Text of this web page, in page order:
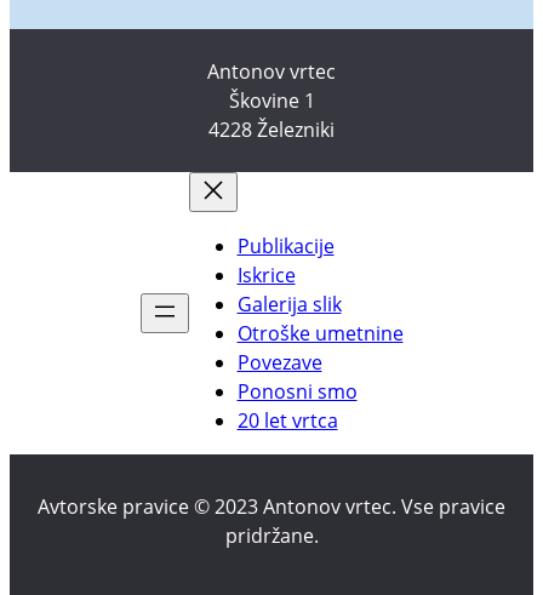
Antonov vrtec
Škovine 1
4228 Železniki
Publikacije
Iskrice
Galerija slik
Otroške umetnine
Povezave
Ponosni smo
20 let vrtca
Avtorske pravice © 2023 Antonov vrtec. Vse pravice
pridržane.